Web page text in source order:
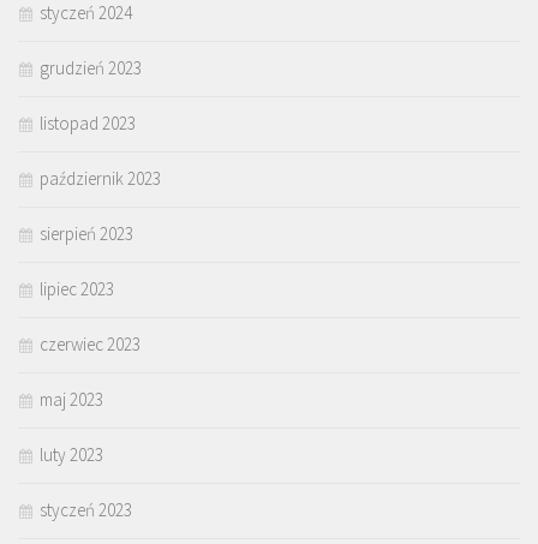
styczeń 2024
grudzień 2023
listopad 2023
październik 2023
sierpień 2023
lipiec 2023
czerwiec 2023
maj 2023
luty 2023
styczeń 2023